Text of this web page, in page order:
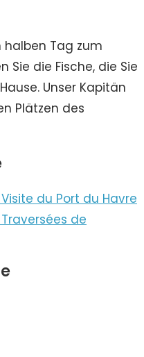
halben Tag zum
Sie die Fische, die Sie
Unser Kapitän
Plätzen des
du Port du Havre
de